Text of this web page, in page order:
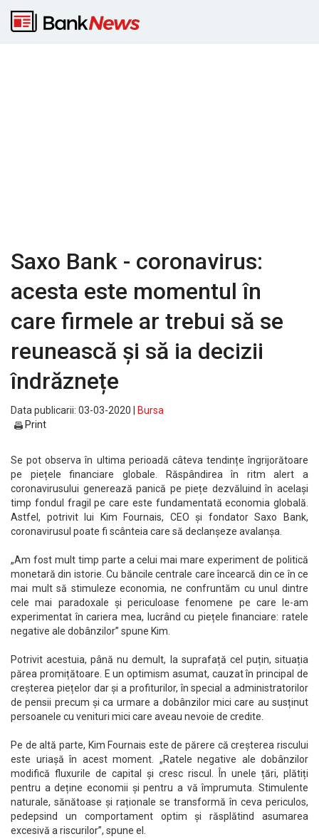
Saxo Bank - coronavirus:
acesta este momentul în
care firmele ar trebui să se
reunească și să ia decizii
îndrăznețe
Data publicarii: 03-03-2020 |
Bursa
Print
Se pot observa în ultima perioadă câteva tendințe îngrijorătoare
pe piețele financiare globale. Răspândirea în ritm alert a
coronavirusului generează panică pe piețe dezvăluind în același
timp fondul fragil pe care este fundamentată economia globală.
Astfel, potrivit lui Kim Fournais, CEO și fondator Saxo Bank,
coronavirusul poate fi scânteia care să declanșeze avalanșa.
„Am fost mult timp parte a celui mai mare experiment de politică
monetară din istorie. Cu băncile centrale care încearcă din ce în ce
mai mult să stimuleze economia, ne confruntăm cu unul dintre
cele mai paradoxale și periculoase fenomene pe care le-am
experimentat în cariera mea, lucrând cu piețele financiare: ratele
negative ale dobânzilor” spune Kim.
Potrivit acestuia, până nu demult, la suprafață cel puțin, situația
părea promițătoare. E un optimism asumat, cauzat în principal de
creșterea piețelor dar și a profiturilor, în special a administratorilor
de pensii precum și ca urmare a dobânzilor mici care au susținut
persoanele cu venituri mici care aveau nevoie de credite.
Pe de altă parte, Kim Fournais este de părere că creșterea riscului
este uriașă în acest moment. „Ratele negative ale dobânzilor
modifică fluxurile de capital și cresc riscul. În unele țări, plătiți
pentru a deține economii și pentru a vă împrumuta. Stimulente
naturale, sănătoase și raționale se transformă în ceva periculos,
pedepsind un comportament optim și răsplătind asumarea
excesivă a riscurilor”, spune el.